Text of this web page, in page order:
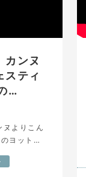
カンヌ
スティ
…
よりこん
ヨット・
9日から